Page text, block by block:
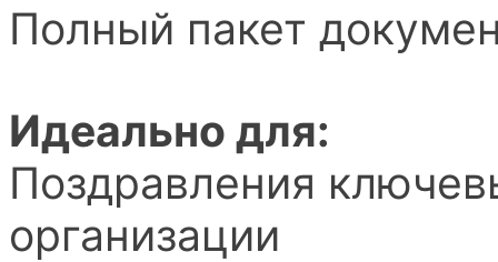
Полный пакет
Идеально для:
Поздравления
организации